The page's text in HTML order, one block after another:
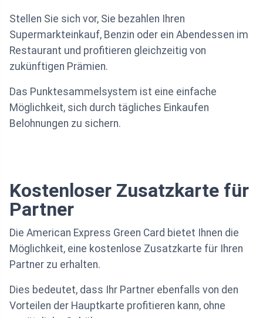
Stellen Sie sich vor, Sie bezahlen Ihren
Supermarkteinkauf, Benzin oder ein Abendessen im
Restaurant und profitieren gleichzeitig von
zukünftigen Prämien.
Das Punktesammelsystem ist eine einfache
Möglichkeit, sich durch tägliches Einkaufen
Belohnungen zu sichern.
Kostenloser Zusatzkarte für
Partner
Die American Express Green Card bietet Ihnen die
Möglichkeit, eine kostenlose Zusatzkarte für Ihren
Partner zu erhalten.
Dies bedeutet, dass Ihr Partner ebenfalls von den
Vorteilen der Hauptkarte profitieren kann, ohne